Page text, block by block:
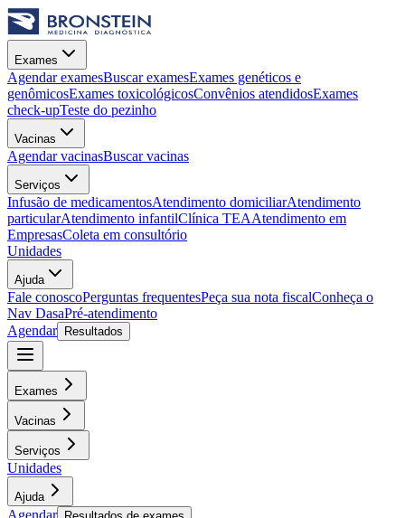
Exames
Agendar examesBuscar examesExames genéticos e
genômicosExames toxicológicosConvênios atendidosExames
check-upTeste do pezinho
Vacinas
Agendar vacinasBuscar vacinas
Serviços
Infusão de medicamentosAtendimento domiciliarAtendimento
particularAtendimento infantilClínica TEAAtendimento em
EmpresasColeta em consultório
Unidades
Ajuda
Fale conoscoPerguntas frequentesPeça sua nota fiscalConheça o
Nav DasaPré-atendimento
Agendar
Resultados
Exames
Vacinas
Serviços
Unidades
Ajuda
Agendar